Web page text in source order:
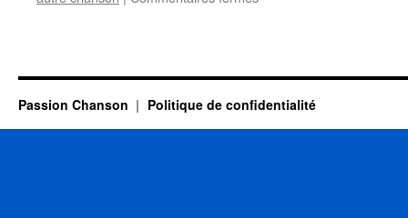
Passion Chanson Politique de confidentialité